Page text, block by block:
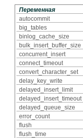
Переменная
autocommit
big_tables
binlog_cache_size
bulk_insert_buffer_size
concurrent_insert
connect_timeout
convert_character_set
delay_key_write
delayed_insert_limit
delayed_insert_timeout
delayed_queue_size
error_count
flush
flush_time